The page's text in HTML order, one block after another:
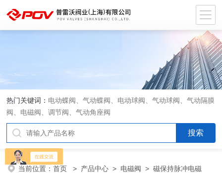
热门关键词： 电动蝶阀、气动蝶阀、电动球阀、气动球阀、气动隔膜
阀、电磁阀、调节阀、气动角座阀
当前位置：首页 > 产品中心 > 电磁阀 >磁保持脉冲电磁